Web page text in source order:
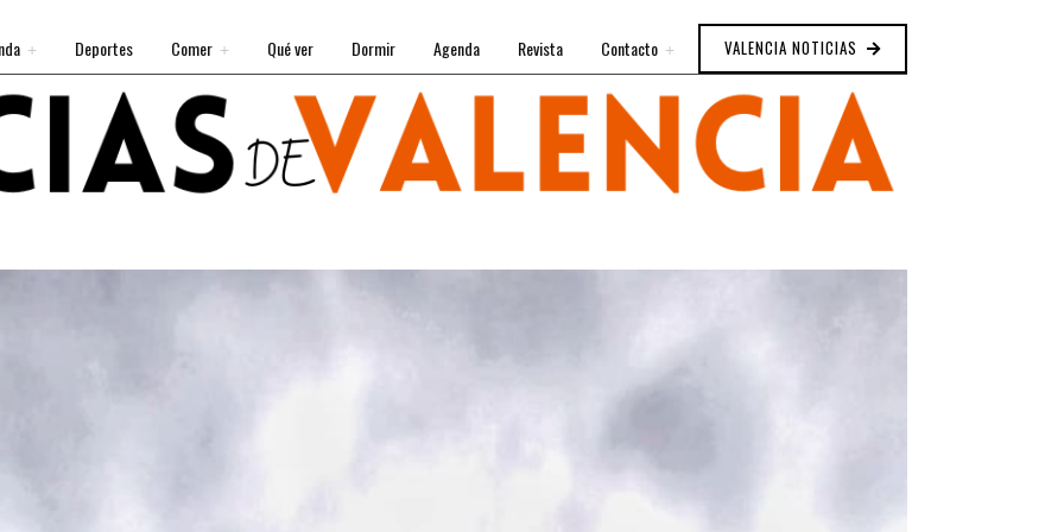
Deportes Comer Qué ver Dormir Agenda Revista Contacto VALENCIA NOTICIAS